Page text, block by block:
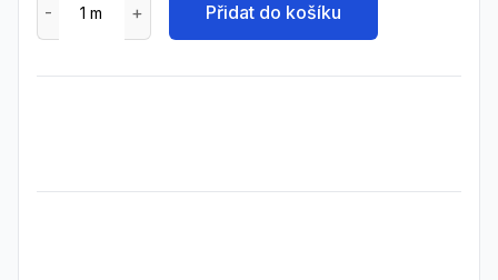
Přidat do košíku